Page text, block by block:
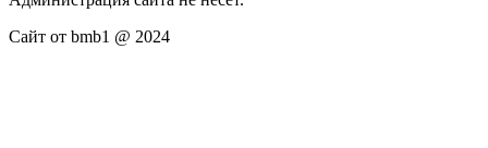
Сайт от bmb1 @ 2024